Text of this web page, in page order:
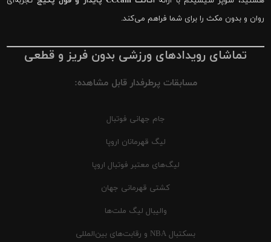
روان و بدون مکث را برای شما فراهم می‌کند.
تماشای رویدادهای ورزشی بدون فریز و قطعی
مسابقات پرطرفدار قابل مشاهده:
جام جهانی فوتبال
لیگ قهرمانان اروپا
لیگ‌های معتبر فوتبال اروپا
کشتی قهرمانی جهان
والیبال لیگ ملت‌ها
بسکتبال NBA و رقابت‌های بین‌المللی